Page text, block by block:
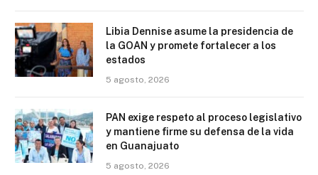
Libia Dennise asume la presidencia de
la GOAN y promete fortalecer a los
estados
5 agosto, 2026
PAN exige respeto al proceso legislativo
y mantiene firme su defensa de la vida
en Guanajuato
5 agosto, 2026